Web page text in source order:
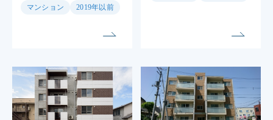
マンション 2019年以前